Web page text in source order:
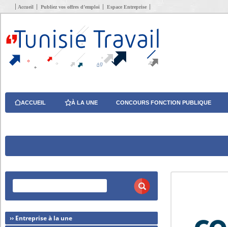
Accueil Publiez vos offres d’emploi Espace Entreprise
ACCUEIL À LA UNE CONCOURS FONCTION PUBLIQUE
›› Entreprise à la une